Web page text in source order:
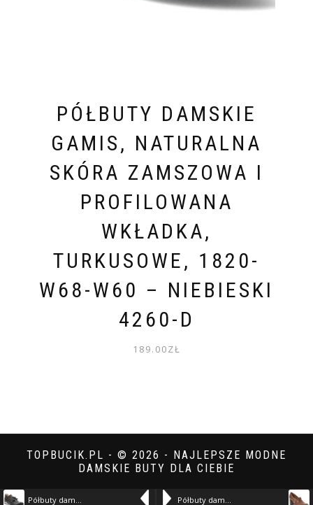
PÓŁBUTY DAMSKIE
GAMIS, NATURALNA
SKÓRA ZAMSZOWA I
PROFILOWANA
WKŁADKA,
TURKUSOWE, 1820-
W68-W60 – NIEBIESKI
4260-D
189.00ZŁ
Półbuty damskie Armodo, na zdobionym płaskim obcasie licowe skórzane i na zamek, czarne lico, 1399 – czarny 19200-B Półbuty damskie Armodo, ze skóry naturalnej ze sprzączką na obcasie i z okrągłym noskiem, koniak rustik, 1662 – brązowy 19032-H
TOPBUCIK.PL - © 2026 - NAJLEPSZE MODNE
DAMSKIE BUTY DLA CIEBIE